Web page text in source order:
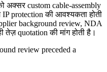
अक्सर custom cable-assembly
protection की आवश्यकता होती
background review, NDA
तेज़ quotation की मांग होती है।
review preceded a